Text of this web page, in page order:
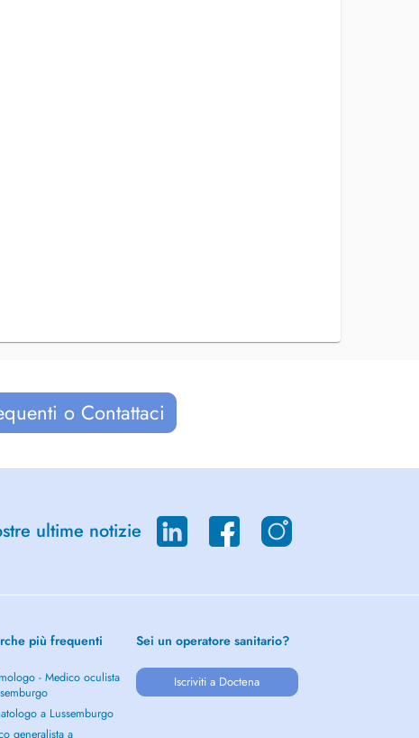
o Contattaci
ultime notizie
più frequenti
- Medico oculista
a Lussemburgo
generalista a
Sei un operatore sanitario?
Iscriviti a Doctena